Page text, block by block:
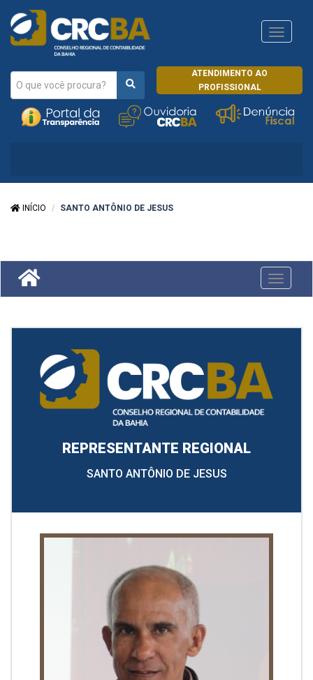
ATENDIMENTO AO
PROFISSIONAL
CRCRJ
INÍCIO SANTO ANTÔNIO DE JESUS
Toggle
REPRESENTANTE REGIONAL
SANTO ANTÔNIO DE JESUS